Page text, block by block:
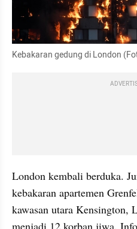
Kebakaran gedung di London
London kembali berduka.
kebakaran apartemen
kawasan utara Kensington,
menjadi 12 korban jiwa.